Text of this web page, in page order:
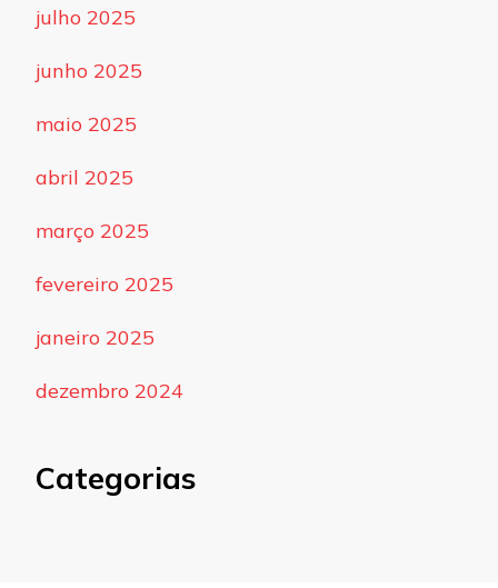
julho 2025
junho 2025
maio 2025
abril 2025
março 2025
fevereiro 2025
janeiro 2025
dezembro 2024
Categorias